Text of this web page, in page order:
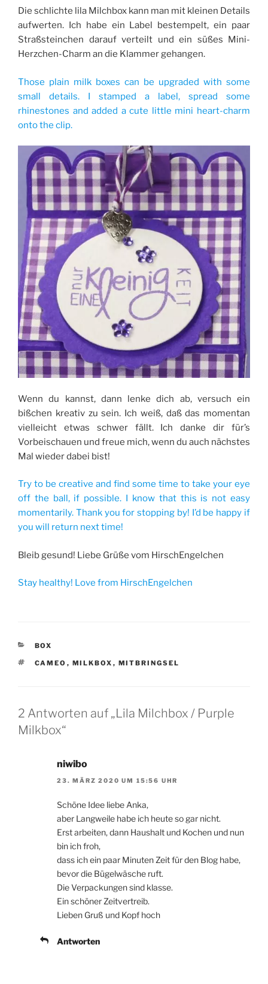
Die schlichte lila Milchbox kann man mit kleinen Details
aufwerten. Ich habe ein Label bestempelt, ein paar
Straßsteinchen darauf verteilt und ein süßes Mini-
Herzchen-Charm an die Klammer gehangen.
Those plain milk boxes can be upgraded with some
small details. I stamped a label, spread some
rhinestones and added a cute little mini heart-charm
onto the clip.
Wenn du kannst, dann lenke dich ab, versuch ein
bißchen kreativ zu sein. Ich weiß, daß das momentan
vielleicht etwas schwer fällt. Ich danke dir für’s
Vorbeischauen und freue mich, wenn du auch nächstes
Mal wieder dabei bist!
Try to be creative and find some time to take your eye
off the ball, if possible. I know that this is not easy
momentarily. Thank you for stopping by! I’d be happy if
you will return next time!
Bleib gesund! Liebe Grüße vom HirschEngelchen
Stay healthy! Love from HirschEngelchen
KATEGORIEN
BOX
SCHLAGWÖRTER
CAMEO , MILKBOX , MITBRINGSEL
2 Antworten auf „Lila Milchbox / Purple
Milkbox“
niwibo
23. MÄRZ 2020 UM 15:56 UHR
Schöne Idee liebe Anka,
aber Langweile habe ich heute so gar nicht.
Erst arbeiten, dann Haushalt und Kochen und nun
bin ich froh,
dass ich ein paar Minuten Zeit für den Blog habe,
bevor die Bügelwäsche ruft.
Die Verpackungen sind klasse.
Ein schöner Zeitvertreib.
Lieben Gruß und Kopf hoch
Antworten